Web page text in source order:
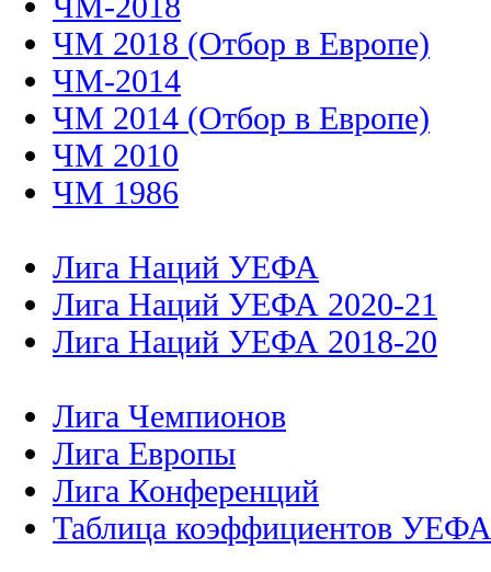
ЧМ 2018 (Отбор в Европе)
ЧМ-2014
ЧМ 2014 (Отбор в Европе)
ЧМ 2010
ЧМ 1986
Лига Наций УЕФА
Лига Наций УЕФА 2020-21
Лига Наций УЕФА 2018-20
Лига Чемпионов
Лига Европы
Лига Конференций
Таблица коэффициентов УЕФА